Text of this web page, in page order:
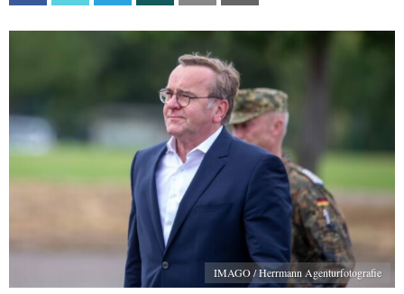
IMAGO / Herrmann Agenturfotografie